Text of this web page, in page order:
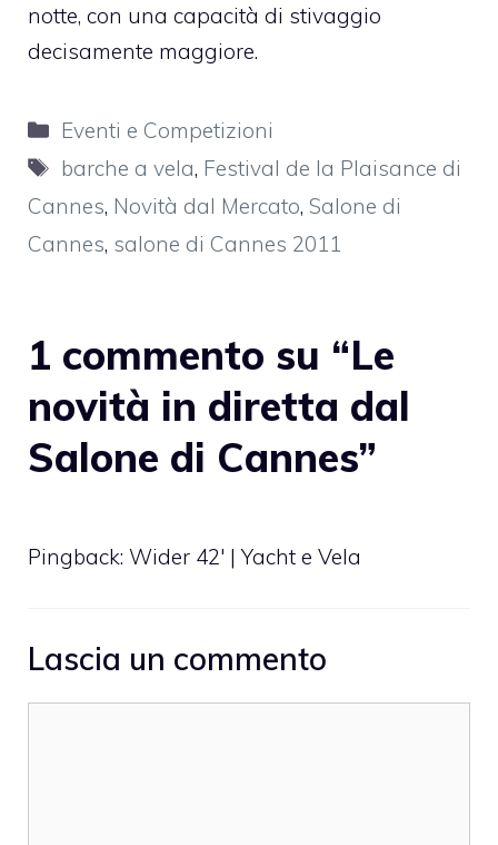
notte, con una capacità di stivaggio
decisamente maggiore.
Categorie
Eventi e Competizioni
Tag
barche a vela, Festival de la Plaisance di
Cannes, Novità dal Mercato, Salone di
Cannes, salone di Cannes 2011
1 commento su “Le
novità in diretta dal
Salone di Cannes”
Pingback: Wider 42' | Yacht e Vela
Lascia un commento